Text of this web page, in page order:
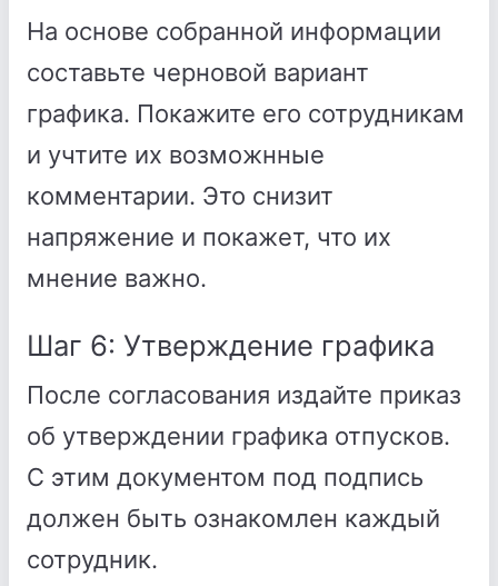
На основе собранной информации
составьте черновой вариант
графика. Покажите его сотрудникам
и учтите их возможнные
комментарии. Это снизит
напряжение и покажет, что их
мнение важно.
Шаг 6: Утверждение графика
После согласования издайте приказ
об утверждении графика отпусков.
С этим документом под подпись
должен быть ознакомлен каждый
сотрудник.